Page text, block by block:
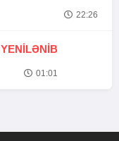
22:26
YENİLƏNİB
01:01